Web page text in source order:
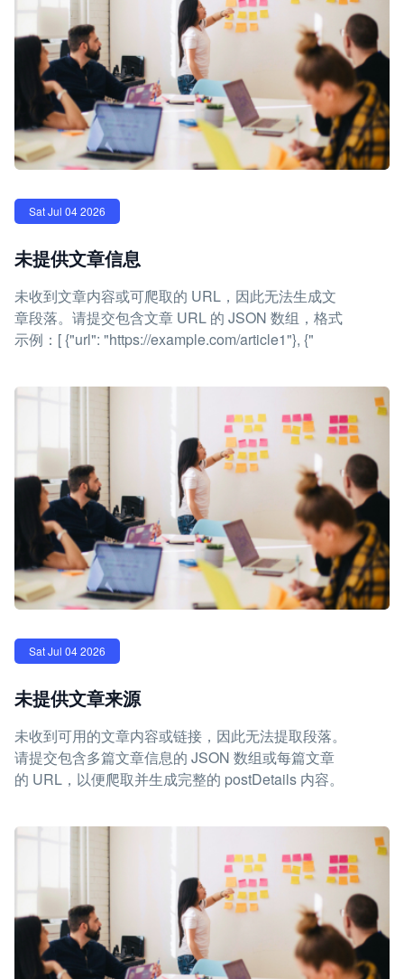
Sat Jul 04 2026
未提供文章信息
未收到文章内容或可爬取的 URL，因此无法生成文
章段落。请提交包含文章 URL 的 JSON 数组，格式
示例：[ {"url": "https://example.com/article1"}, {"
Sat Jul 04 2026
未提供文章来源
未收到可用的文章内容或链接，因此无法提取段落。
请提交包含多篇文章信息的 JSON 数组或每篇文章
的 URL，以便爬取并生成完整的 postDetails 内容。